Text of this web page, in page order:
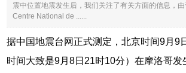
震中位置地震发生后，我们关注了有关方面的信息，
Centre National de ......
据中国地震台网正式测定，北京时间9月9
时间大致是9月8日21时10分）在摩洛哥发